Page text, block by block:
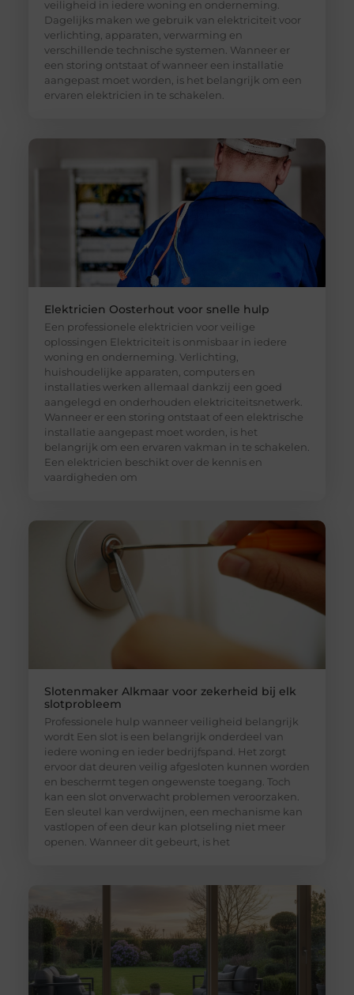
veiligheid in iedere woning en onderneming.
Dagelijks maken we gebruik van elektriciteit voor
verlichting, apparaten, verwarming en
verschillende technische systemen. Wanneer er
een storing ontstaat of wanneer een installatie
aangepast moet worden, is het belangrijk om een
ervaren elektricien in te schakelen.
Elektricien Oosterhout voor snelle hulp
Een professionele elektricien voor veilige
oplossingen Elektriciteit is onmisbaar in iedere
woning en onderneming. Verlichting,
huishoudelijke apparaten, computers en
installaties werken allemaal dankzij een goed
aangelegd en onderhouden elektriciteitsnetwerk.
Wanneer er een storing ontstaat of een elektrische
installatie aangepast moet worden, is het
belangrijk om een ervaren vakman in te schakelen.
Een elektricien beschikt over de kennis en
vaardigheden om
Slotenmaker Alkmaar voor zekerheid bij elk
slotprobleem
Professionele hulp wanneer veiligheid belangrijk
wordt Een slot is een belangrijk onderdeel van
iedere woning en ieder bedrijfspand. Het zorgt
ervoor dat deuren veilig afgesloten kunnen worden
en beschermt tegen ongewenste toegang. Toch
kan een slot onverwacht problemen veroorzaken.
Een sleutel kan verdwijnen, een mechanisme kan
vastlopen of een deur kan plotseling niet meer
openen. Wanneer dit gebeurt, is het